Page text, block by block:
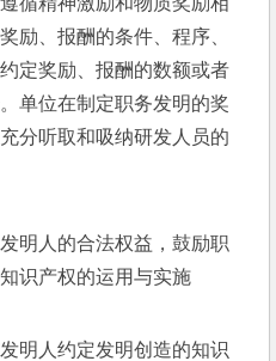
励、报酬的条件、程序、
定奖励、报酬的数额或者
单位在制定职务发明的奖
分听取和吸纳研发人员的
人的合法权益，鼓励职
识产权的运用与实施
人约定发明创造的知识